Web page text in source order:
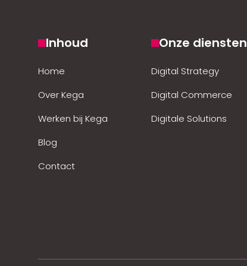
Inhoud
Home
Over Kega
Werken bij Kega
Blog
Contact
Onze diensten
Digital Strategy
Digital Commerce
Digitale Solutions